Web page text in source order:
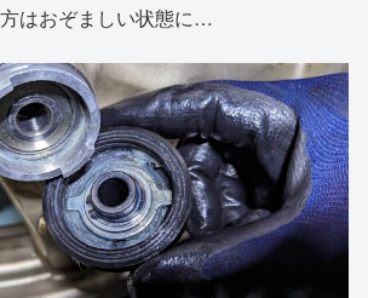
はおぞましい状態に…